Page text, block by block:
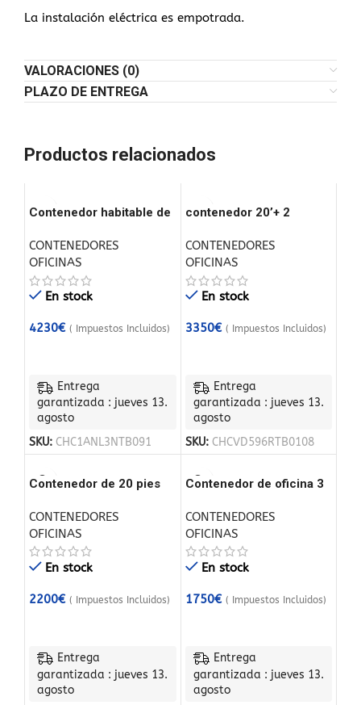
La instalación eléctrica es empotrada.
VALORACIONES (0)
PLAZO DE ENTREGA
Productos relacionados
Contenedor habitable de
CONTENEDORES
OFICINAS
En stock
4230€ ( Impuestos Incluidos)
Entrega
garantizada : jueves 13.
agosto
SKU: CHC1ANL3NTB091
contenedor 20’+ 2
Nuevo
CONTENEDORES
OFICINAS
En stock
3350€ ( Impuestos Incluidos)
Entrega
garantizada : jueves 13.
agosto
SKU: CHCVD596RTB0108
Contenedor de 20 pies
(usado)
CONTENEDORES
OFICINAS
En stock
2200€ ( Impuestos Incluidos)
Entrega
garantizada : jueves 13.
agosto
Contenedor de oficina 3
CONTENEDORES
OFICINAS
En stock
1750€ ( Impuestos Incluidos)
Entrega
garantizada : jueves 13.
agosto